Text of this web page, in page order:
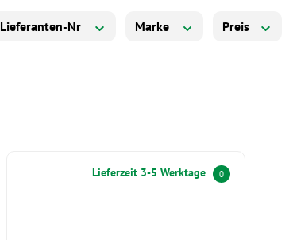
Lieferanten-Nr Marke Preis
Lieferzeit 3-5 Werktage 0